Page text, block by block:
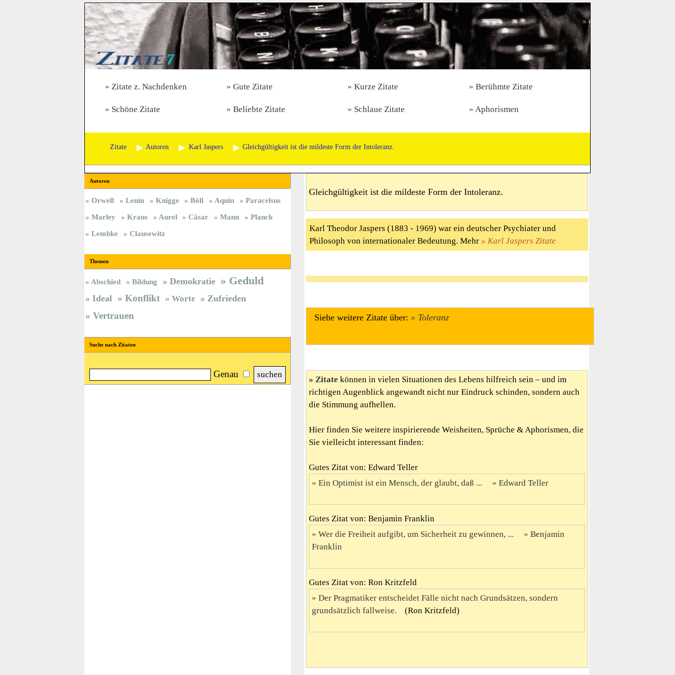
Zitate z. Nachdenken Gute Zitate Kurze Zitate Berühmte Zitate
Schöne Zitate Beliebte Zitate Schlaue Zitate Aphorismen
Zitate Autoren Karl Jaspers Gleichgültigkeit ist die mildeste Form der Intoleranz.
Gleichgültigkeit ist die mildeste Form der Intoleranz.
Karl Theodor Jaspers (1883 - 1969) war ein deutscher Psychiater und
Philosoph von internationaler Bedeutung. Mehr
Karl Jaspers Zitate
Siehe weitere Zitate über: Toleranz
Zitate können in vielen Situationen des Lebens hilfreich sein – und im
richtigen Augenblick angewandt nicht nur Eindruck schinden, sondern auch
die Stimmung aufhellen.
Hier finden Sie weitere inspirierende Weisheiten, Sprüche & Aphorismen, die
Sie vielleicht interessant finden:
Gutes Zitat von: Edward Teller
Ein Optimist ist ein Mensch, der glaubt, daß ...
Edward Teller
Gutes Zitat von: Benjamin Franklin
Wer die Freiheit aufgibt, um Sicherheit zu gewinnen, ...
Benjamin
Franklin
Gutes Zitat von: Ron Kritzfeld
Der Pragmatiker entscheidet Fälle nicht nach Grundsätzen, sondern
grundsätzlich fallweise. (Ron Kritzfeld)
Autoren
Orwell Lenin Knigge Böll Aquin
Paracelsus
Marley
Kraus Aurel Cäsar Mann
Planck
Lembke
Clausewitz
Themen
Abschied Bildung Demokratie Geduld
Ideal Konflikt Worte Zufrieden
Vertrauen
Suche nach Zitaten
Genau